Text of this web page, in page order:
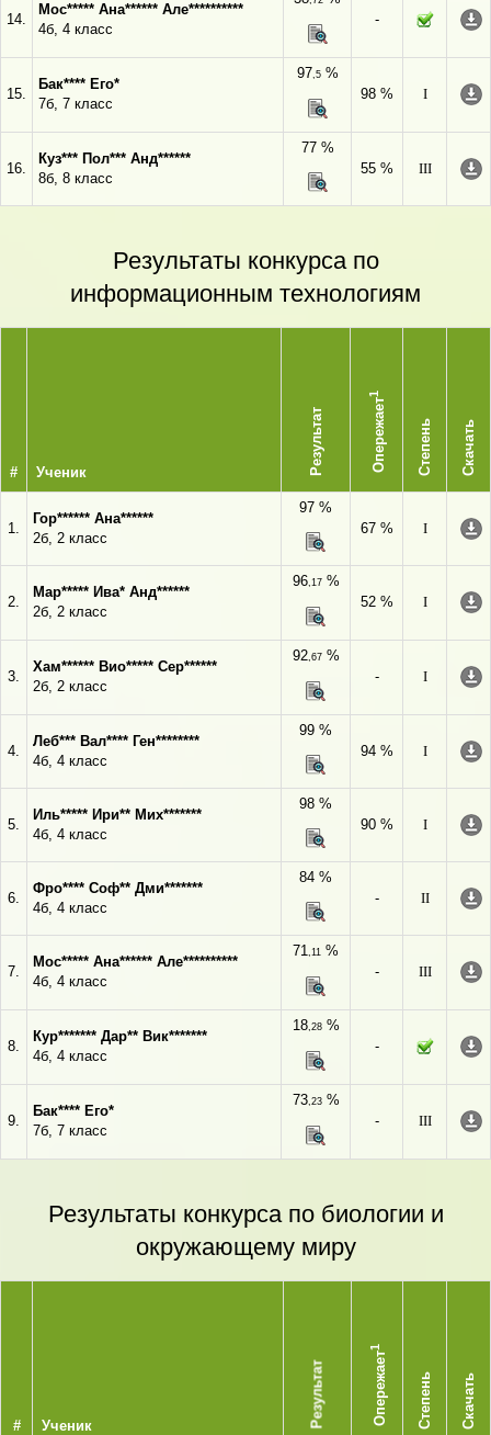
14.
Мос***** Ана****** Але**********
4б, 4 класс
-
15.
Бак**** Его*
7б, 7 класс
97,5%
98 %
I
16.
Куз*** Пол*** Анд******
8б, 8 класс
77 %
55 %
III
Результаты конкурса по
информационным технологиям
# Ученик Результат Опережает
1
Степень Скачать
1.
Гор****** Ана******
2б, 2 класс
97 %
67 %
I
2.
Мар***** Ива* Анд******
2б, 2 класс
96,17%
52 %
I
3.
Хам****** Вио***** Сер******
2б, 2 класс
92,67%
-
I
4.
Леб*** Вал**** Ген********
4б, 4 класс
99 %
94 %
I
5.
Иль***** Ири** Мих*******
4б, 4 класс
98 %
90 %
I
6.
Фро**** Соф** Дми*******
4б, 4 класс
84 %
-
II
7.
Мос***** Ана****** Але**********
4б, 4 класс
71,11 %
-
III
8.
Кур******* Дар** Вик*******
4б, 4 класс
18,28%
-
9.
Бак**** Его*
7б, 7 класс
73,23%
-
III
Результаты конкурса по биологии и
окружающему миру
# Ученик Результат Опережает
1
Степень Скачать